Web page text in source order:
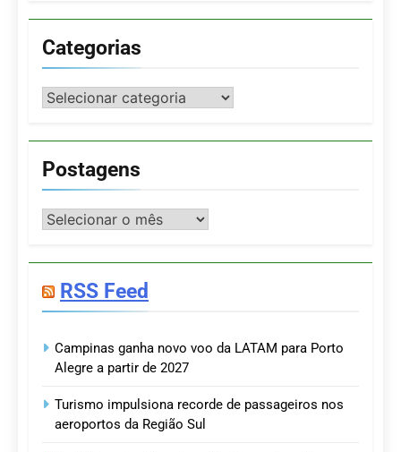
Categorias
Categorias
Postagens
Postagens
RSS Feed
Campinas ganha novo voo da LATAM para Porto
Alegre a partir de 2027
Turismo impulsiona recorde de passageiros nos
aeroportos da Região Sul